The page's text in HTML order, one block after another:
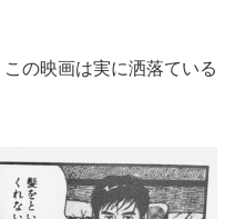
の映画は実に洒落ている